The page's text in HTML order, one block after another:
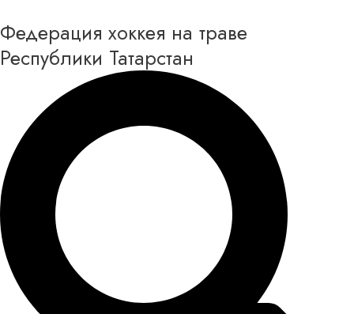
к
содержимому
Федерация хоккея на траве
Республики Татарстан